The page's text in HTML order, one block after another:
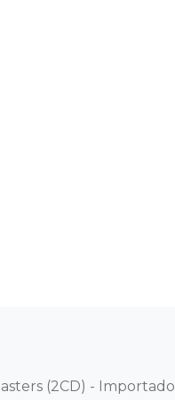
(2CD) - Importado